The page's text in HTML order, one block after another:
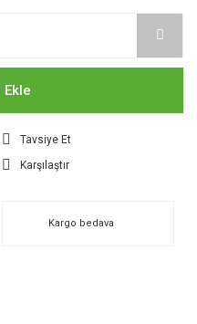
Ekle
Tavsiye Et
Karşılaştır
Kargo bedava